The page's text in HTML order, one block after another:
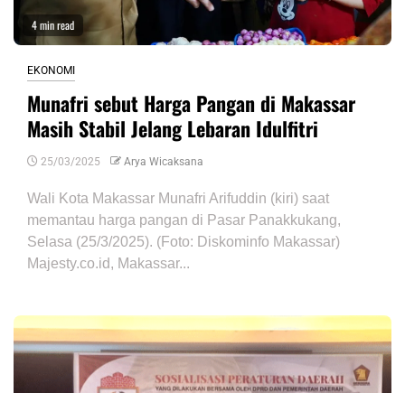
4 min read
EKONOMI
Munafri sebut Harga Pangan di Makassar
Masih Stabil Jelang Lebaran Idulfitri
25/03/2025 Arya Wicaksana
Wali Kota Makassar Munafri Arifuddin (kiri) saat
memantau harga pangan di Pasar Panakkukang,
Selasa (25/3/2025). (Foto: Diskominfo Makassar)
Majesty.co.id, Makassar...